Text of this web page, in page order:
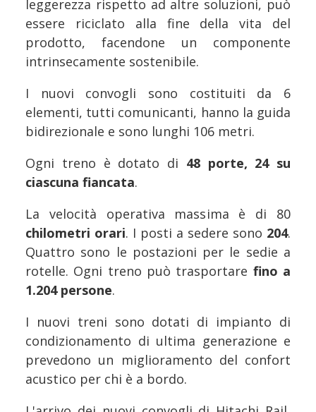
leggerezza rispetto ad altre soluzioni, può
essere riciclato alla fine della vita del
prodotto, facendone un componente
intrinsecamente sostenibile.
I nuovi convogli sono costituiti da 6
elementi, tutti comunicanti, hanno la guida
bidirezionale e sono lunghi 106 metri.
Ogni treno è dotato di 48 porte, 24 su
ciascuna fiancata.
La velocità operativa massima è di 80
chilometri orari. I posti a sedere sono 204.
Quattro sono le postazioni per le sedie a
rotelle. Ogni treno può trasportare fino a
1.204 persone.
I nuovi treni sono dotati di impianto di
condizionamento di ultima generazione e
prevedono un miglioramento del confort
acustico per chi è a bordo.